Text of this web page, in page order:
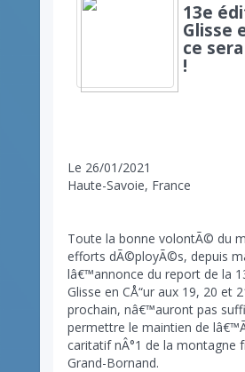
13e
Glisse
ce
!
Le 26/01/2021
Haute-Savoie, France
Toute la bonne volontÃ© du
efforts dÃ©ployÃ©s, depuis
lâ€™annonce du report de la
Glisse en CÅ“ur aux 19, 20 et
prochain, nâ€™auront pas
permettre le maintien de
caritatif nÂ°1 de la montagne
Grand-Bornand.